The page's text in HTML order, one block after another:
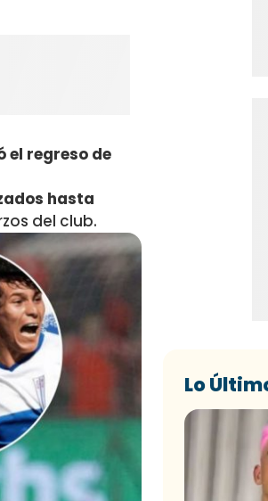
el regreso de
hasta
del club.
Lo